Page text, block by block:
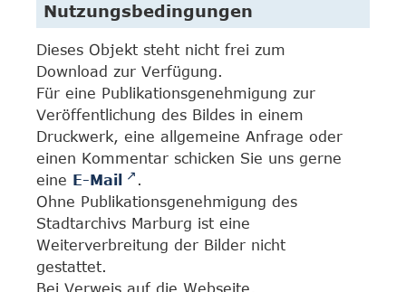
Nutzungsbedingungen
Dieses Objekt steht nicht frei zum
Download zur Verfügung.
Für eine Publikationsgenehmigung zur
Veröffentlichung des Bildes in einem
Druckwerk, eine allgemeine Anfrage oder
einen Kommentar schicken Sie uns gerne
eine E-Mail
.
Ohne Publikationsgenehmigung des
Stadtarchivs Marburg ist eine
Weiterverbreitung der Bilder nicht
gestattet.
Bei Verweis auf die Webseite,